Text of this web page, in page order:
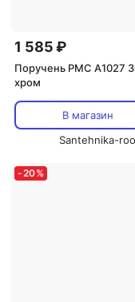
1 585 ₽
Поручень РМС A1027
хром
В магазин
Santehnika-
-20%